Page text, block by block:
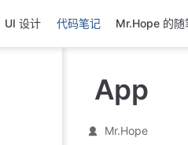
UI 设计 代码笔记 Mr.Hope 的随
App
Mr.Hope